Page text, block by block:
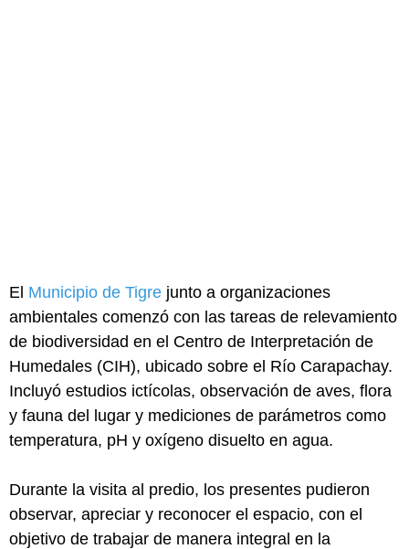
El Municipio de Tigre junto a organizaciones
ambientales comenzó con las tareas de relevamiento
de biodiversidad en el Centro de Interpretación de
Humedales (CIH), ubicado sobre el Río Carapachay.
Incluyó estudios ictícolas, observación de aves, flora
y fauna del lugar y mediciones de parámetros como
temperatura, pH y oxígeno disuelto en agua.
Durante la visita al predio, los presentes pudieron
observar, apreciar y reconocer el espacio, con el
objetivo de trabajar de manera integral en la